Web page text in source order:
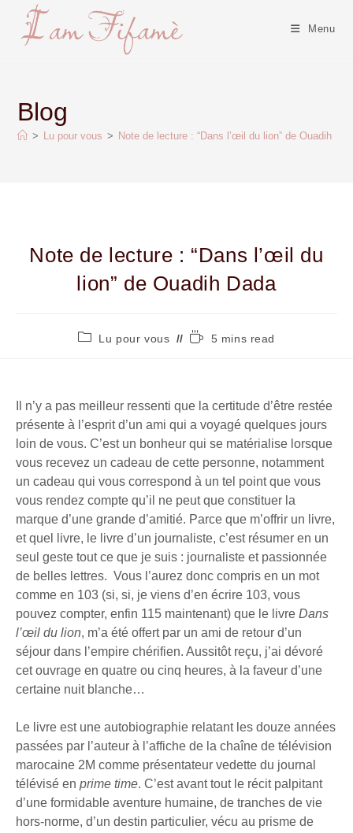
Menu
Blog
> Lu pour vous > Note de lecture : “Dans l’œil du lion” de Ouadih
Note de lecture : “Dans l’œil du
lion” de Ouadih Dada
Lu pour vous 5 mins read
Il n’y a pas meilleur ressenti que la certitude d’être restée
présente à l’esprit d’un ami qui a voyagé quelques jours
loin de vous. C’est un bonheur qui se matérialise lorsque
vous recevez un cadeau de cette personne, notamment
un cadeau qui vous correspond à un tel point que vous
vous rendez compte qu’il ne peut que constituer la
marque d’une grande d’amitié. Parce que m’offrir un livre,
et quel livre, le livre d’un journaliste, c’est résumer en un
seul geste tout ce que je suis : journaliste et passionnée
de belles lettres. Vous l’aurez donc compris en un mot
comme en 103 (si, si, je viens d’en écrire 103, vous
pouvez compter, enfin 115 maintenant) que le livre Dans
l’œil du lion, m’a été offert par un ami de retour d’un
séjour dans l’empire chérifien. Aussitôt reçu, j’ai dévoré
cet ouvrage en quatre ou cinq heures, à la faveur d’une
certaine nuit blanche…
Le livre est une autobiographie relatant les douze années
passées par l’auteur à l’affiche de la chaîne de télévision
marocaine 2M comme présentateur vedette du journal
télévisé en prime time. C’est avant tout le récit palpitant
d’une formidable aventure humaine, de tranches de vie
hors-norme, d’un destin particulier, vécu au prisme de